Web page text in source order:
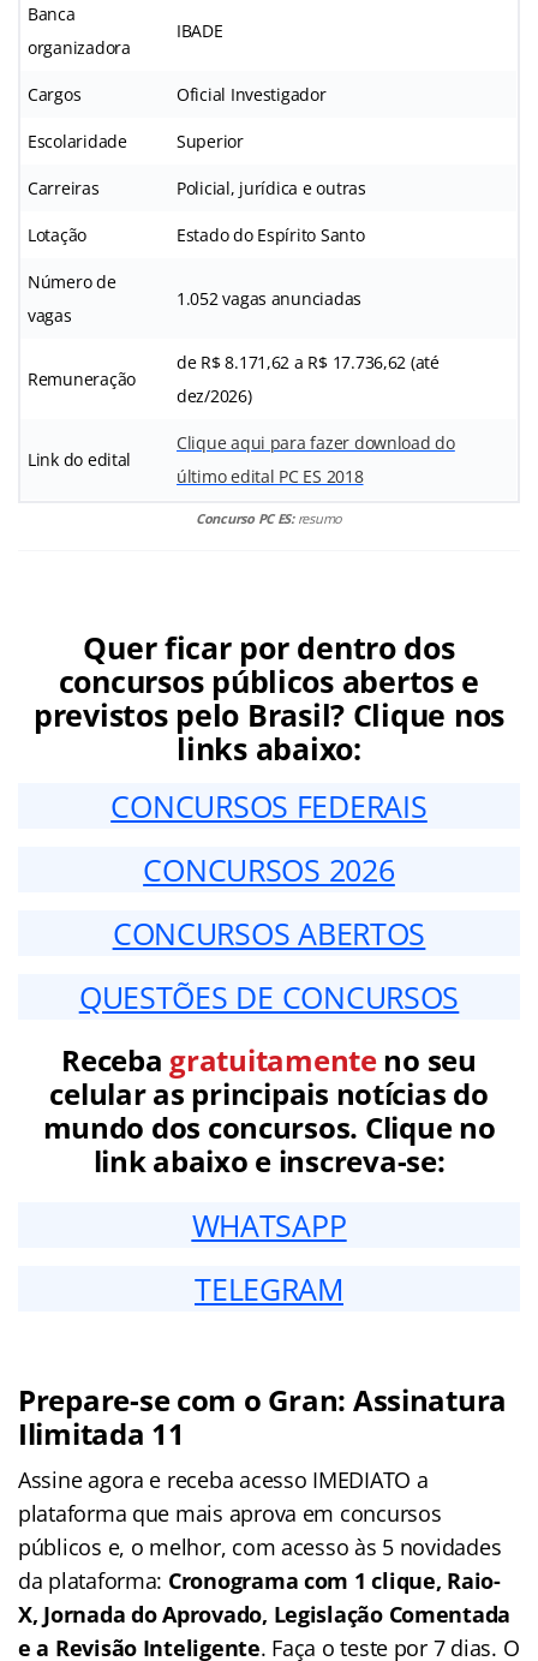
Banca
organizadora
IBADE
Cargos Oficial Investigador
Escolaridade Superior
Carreiras Policial, jurídica e outras
Lotação Estado do Espírito Santo
Número de
vagas
1.052 vagas anunciadas
Remuneração
de R$ 8.171,62 a R$ 17.736,62 (até
dez/2026)
Link do edital
Clique aqui para fazer download do
último edital PC ES 2018
Concurso PC ES: resumo
Quer ficar por dentro dos
concursos públicos abertos e
previstos pelo Brasil? Clique nos
links abaixo:
CONCURSOS FEDERAIS
CONCURSOS 2026
CONCURSOS ABERTOS
QUESTÕES DE CONCURSOS
Receba gratuitamenteno seu
celular as principais notícias do
mundo dos concursos. Clique no
link abaixo e inscreva-se:
WHATSAPP
TELEGRAM
Prepare-se com o Gran: Assinatura
Ilimitada 11
Assine agora e receba acesso IMEDIATO a
plataforma que mais aprova em concursos
públicos e, o melhor, com acesso às 5 novidades
da plataforma: Cronograma com 1 clique, Raio-
X, Jornada do Aprovado, Legislação Comentada
e a Revisão Inteligente. Faça o teste por 7 dias. O